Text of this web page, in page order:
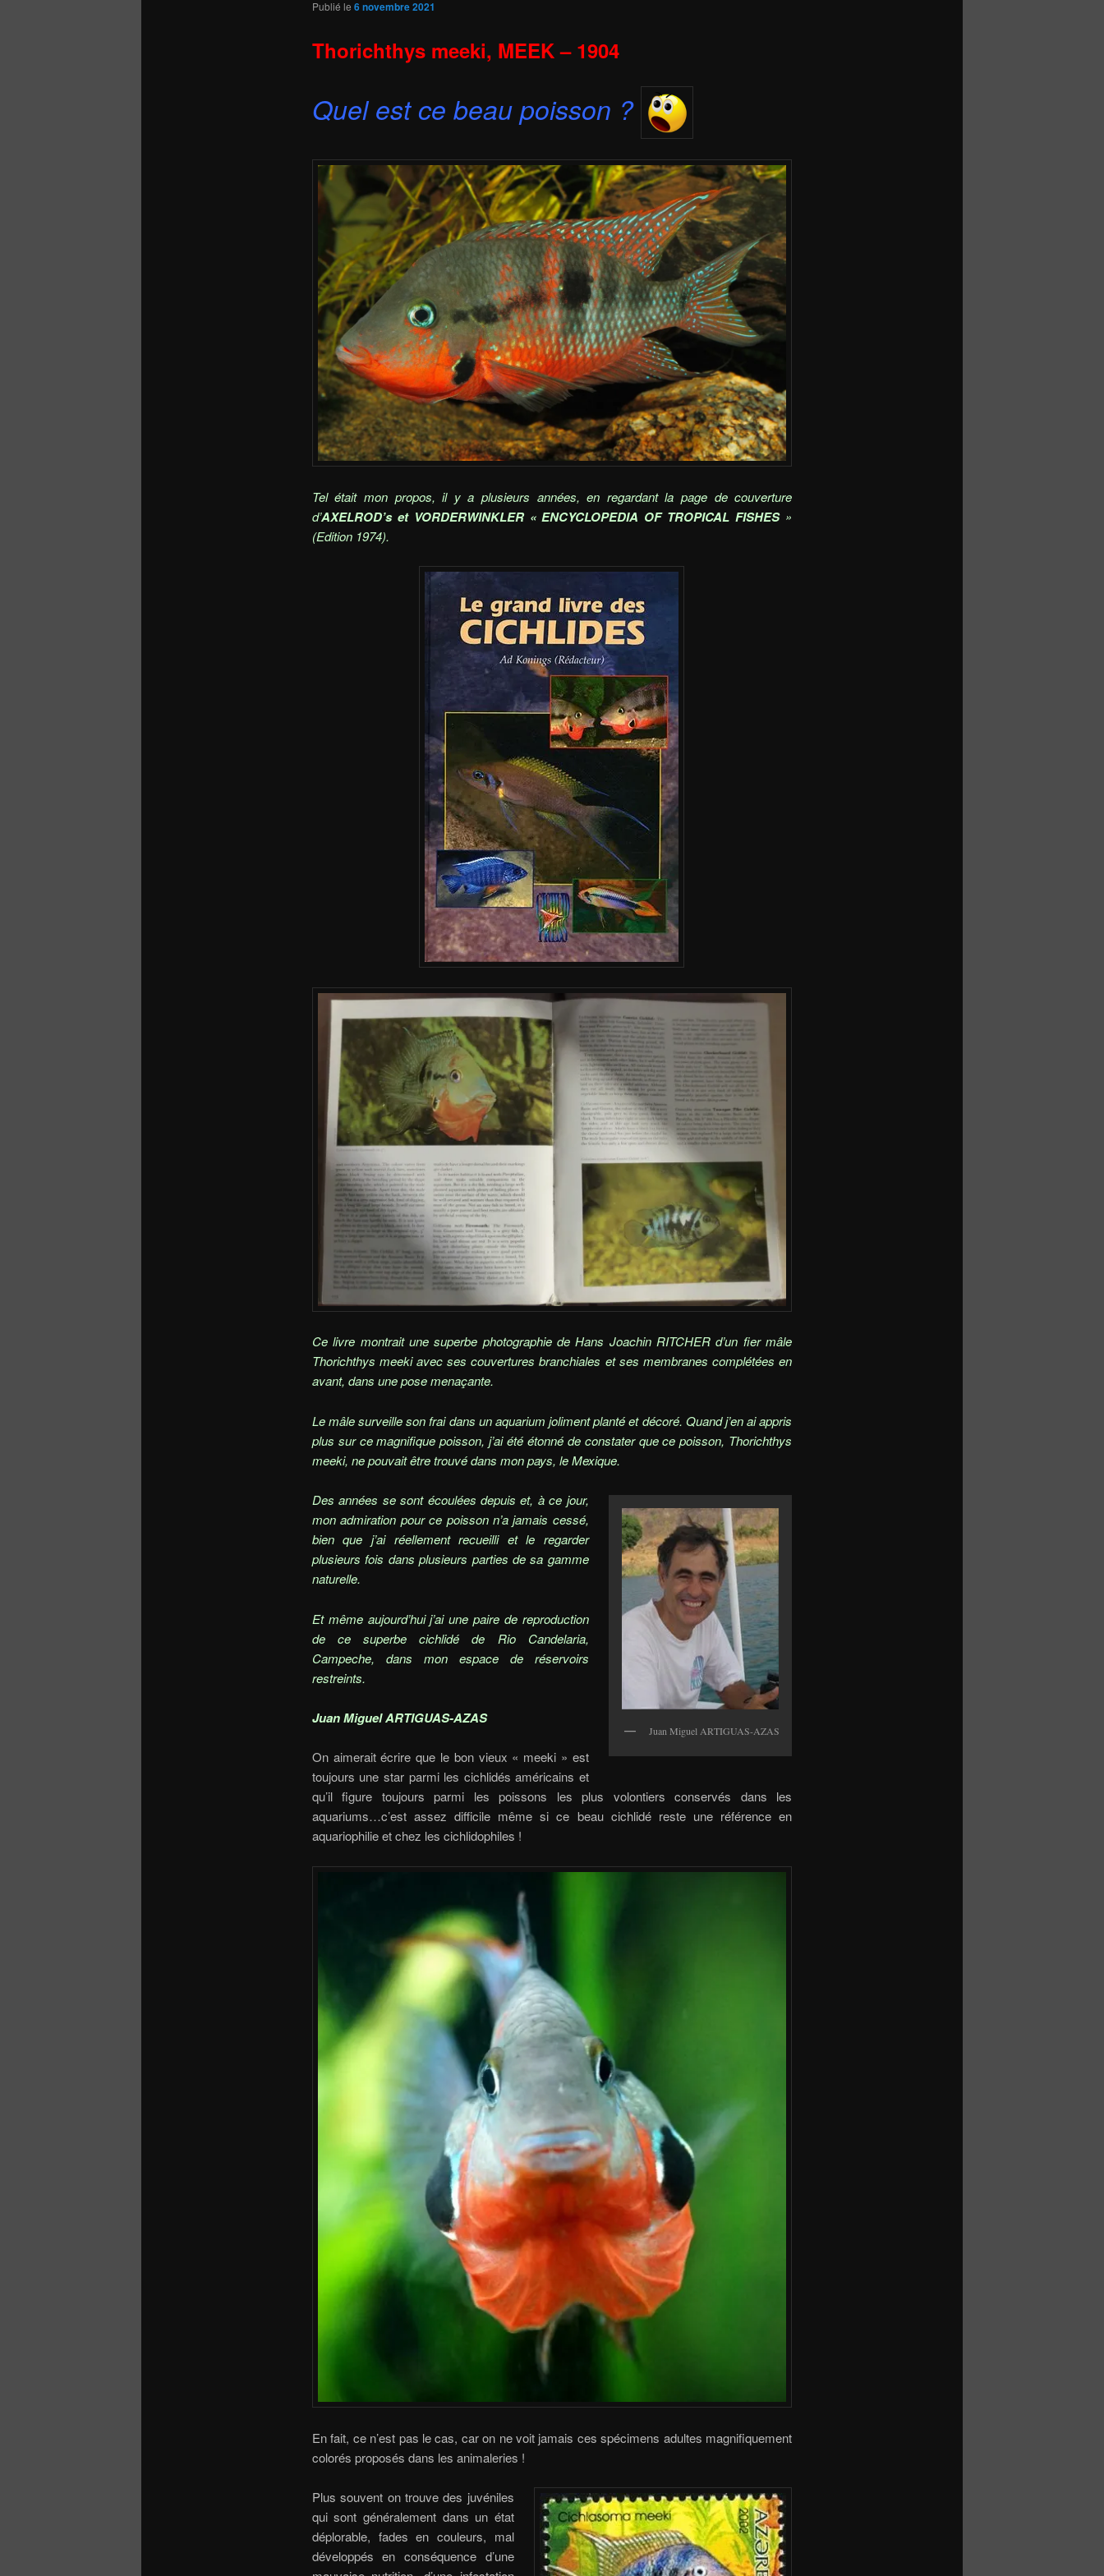
Publié le 6 novembre 2021
Thorichthys meeki, MEEK – 1904
Quel est ce beau poisson ?
Tel était mon propos, il y a plusieurs années, en regardant la page de couverture
d’AXELROD’s et VORDERWINKLER « ENCYCLOPEDIA OF TROPICAL FISHES»
(Edition 1974).
Ce livre montrait une superbe photographie de Hans Joachin RITCHER d’un fier mâle
Thorichthys meeki avec ses couvertures branchiales et ses membranes complétées en
avant, dans une pose menaçante.
Le mâle surveille son frai dans un aquarium joliment planté et décoré. Quand j’en ai appris
plus sur ce magnifique poisson, j’ai été étonné de constater que ce poisson, Thorichthys
meeki, ne pouvait être trouvé dans mon pays, le Mexique.
Juan Miguel ARTIGUAS-AZAS
Des années se sont écoulées depuis et, à ce jour,
mon admiration pour ce poisson n’a jamais cessé,
bien que j’ai réellement recueilli et le regarder
plusieurs fois dans plusieurs parties de sa gamme
naturelle.
Et même aujourd’hui j’ai une paire de reproduction
de ce superbe cichlidé de Rio Candelaria,
Campeche, dans mon espace de réservoirs
restreints.
Juan Miguel ARTIGUAS-AZAS
On aimerait écrire que le bon vieux « meeki » est
toujours une star parmi les cichlidés américains et
qu’il figure toujours parmi les poissons les plus volontiers conservés dans les
aquariums…c’est assez difficile même si ce beau cichlidé reste une référence en
aquariophilie et chez les cichlidophiles !
En fait, ce n’est pas le cas, car on ne voit jamais ces spécimens adultes magnifiquement
colorés proposés dans les animaleries !
Plus souvent on trouve des juvéniles
qui sont généralement dans un état
déplorable, fades en couleurs, mal
développés en conséquence d’une